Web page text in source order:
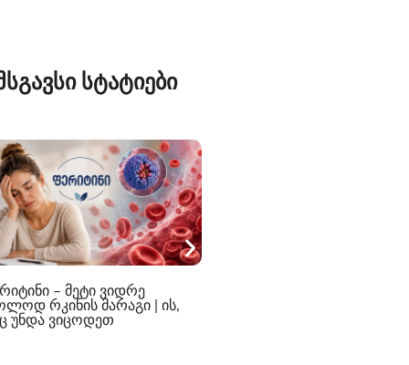
სტატიები
– მეტი ვიდრე
რკინის მარაგი | ის,
უნდა ვიცოდეთ